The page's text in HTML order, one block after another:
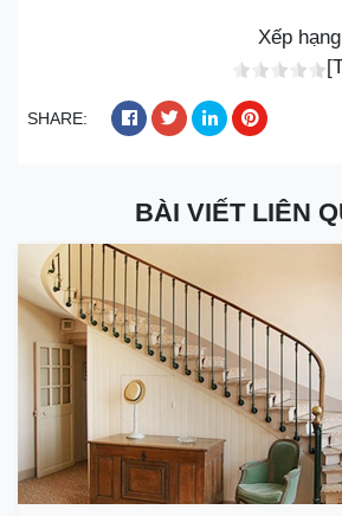
Xếp
SHARE:
BÀI VIẾT LIÊN